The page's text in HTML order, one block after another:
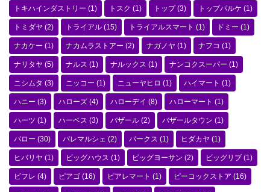
トキハインダストリー (1) トスク (1) トップ(3) トップパルケ (1)
トミダヤ (2) トライアル (15) トライアルスマート (1) ドミー (1)
ナカケー (1) ナカムラストアー (2) ナガノヤ (1) ナフコ (1)
ナリタヤ (5) ナルス (1) ナルックス (1) ナンコクスーパー (1)
ニシムタ (3) ニッコー (1) ニューヤヒロ (1) ハイマート (1)
ハニー (3) ハローズ (4) ハローデイ (8) ハローマート (1)
ハーツ (1) ハーベス (3) バザール (2) バザールタウン (1)
バロー (30) パレマルシェ (2) パークス (1) ヒダカヤ (1)
ヒバリヤ (1) ビッグハウス (1) ビッグヨーサン (2) ビッグリブ (1)
ビフレ (4) ピアゴ (16) ピアレマート (1) ピーコックストア (16)